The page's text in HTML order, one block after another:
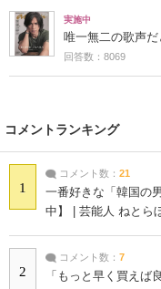
実施中
唯一無二の歌声
回答数：8069
コメントランキング
1
コメント数： 21
一番好きな「韓国の
中】 | 芸能人 ねとら
2
コメント数： 7
「もっと早く買え